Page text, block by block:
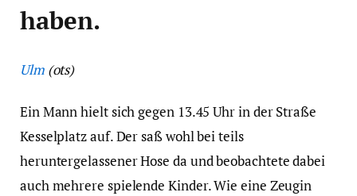
haben.
Ulm(ots)
Ein Mann hielt sich gegen 13.45 Uhr in der Straße
Kesselplatz auf. Der saß wohl bei teils
heruntergelassener Hose da und beobachtete dabei
auch mehrere spielende Kinder. Wie eine Zeugin